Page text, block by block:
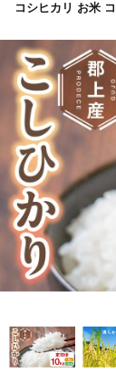
コシヒカリ お米